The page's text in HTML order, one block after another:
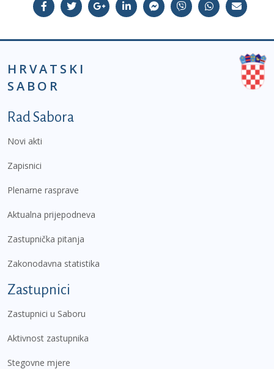
HRVATSKI
SABOR
Podnožje prvi izbornik
Rad Sabora
Novi akti
Zapisnici
Plenarne rasprave
Aktualna prijepodneva
Zastupnička pitanja
Zakonodavna statistika
Zastupnici
Zastupnici u Saboru
Aktivnost zastupnika
Stegovne mjere